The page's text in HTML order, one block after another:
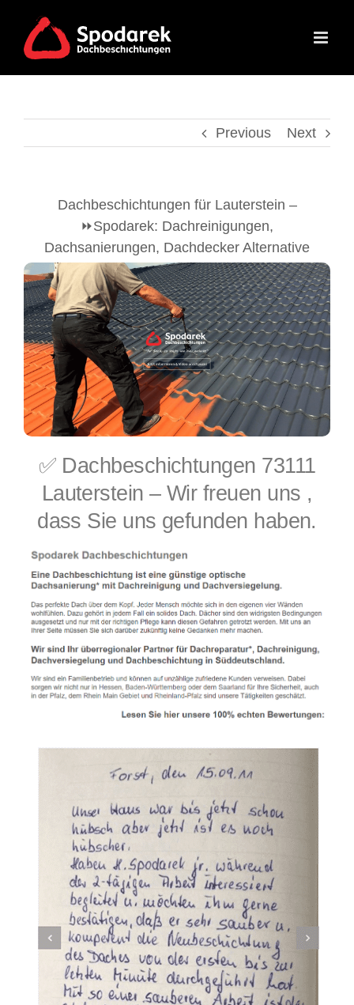
content
Previous Next
Dachbeschichtungen für Lauterstein –
⏩Spodarek: Dachreinigungen,
Dachsanierungen, Dachdecker Alternative
✅ Dachbeschichtungen 73111
Lauterstein – Wir freuen uns ,
dass Sie uns gefunden haben.